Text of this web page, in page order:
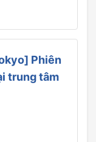
Phiên
trung tâm